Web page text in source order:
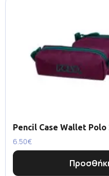
Pencil Case Wallet Polo
6.50€